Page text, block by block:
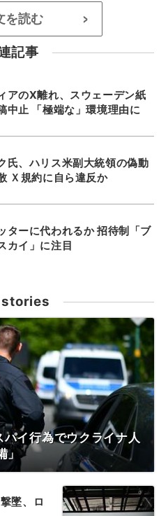
を読む >
記事
アのX離れ、スウェーデン紙
中止 「極端な」環境理由に
氏、ハリス米副大統領の偽動
Ｘ規約に自ら違反か
ターに代われるか 招待制「ブ
カイ」に注目
stories
イ行為でウクライナ人
」
墜、ロ